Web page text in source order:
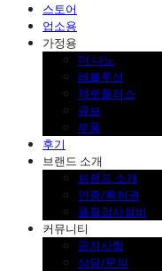
스토어
업소용
가정용
더 나노
레볼루션
제로플러스
큐브
부품
후기
브랜드 소개
브랜드 소개
인증/특허권
품질검사설비
커뮤니티
공지사항
상담/문의